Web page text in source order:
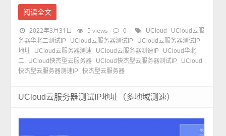
阅读全文
2022年3月31日 5 views 0 UCloud
UCloud云服
务器华北二测试IP
UCloud云服务器测试IP
UCloud云服务器测试IP
地址
UCloud云服务器测速 UCloud云服务器测速IP
UCloud华北
二
UCloud快杰型云服务器 UCloud快杰型云服务器测试IP
UCloud
快杰型云服务器测速IP 快杰型云服务器
UCloud云服务器测试IP地址（多地域测速）